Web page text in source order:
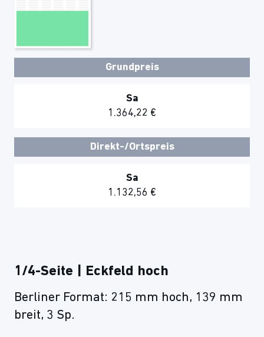
Grundpreis
Sa
1.364,22 €
Direkt-/Ortspreis
Sa
1.132,56 €
1/4-Seite | Eckfeld hoch
Berliner Format: 215 mm hoch, 139 mm
breit, 3 Sp.